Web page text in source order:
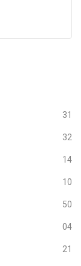
31
32
14
10
50
04
21